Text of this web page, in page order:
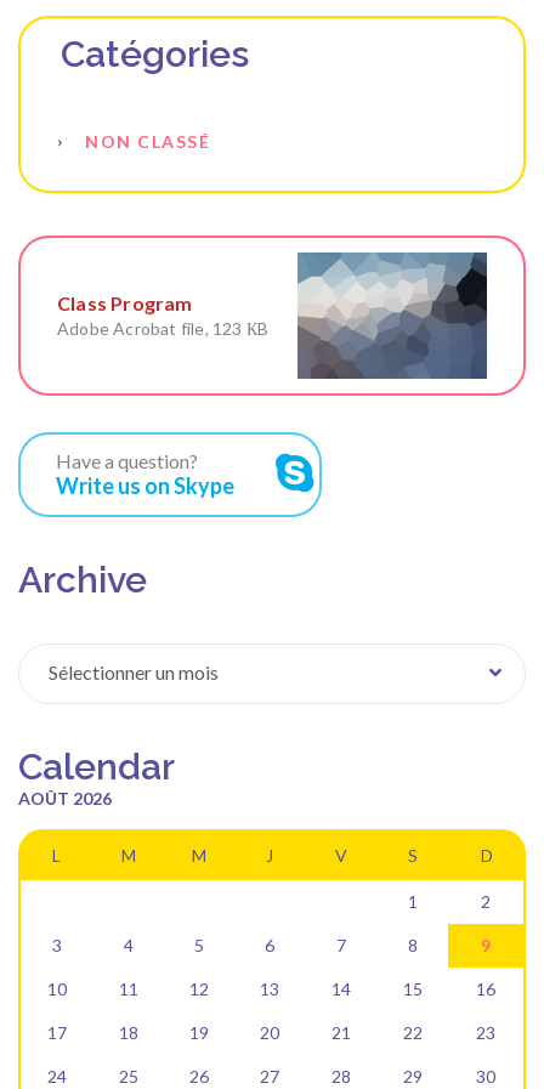
Catégories
NON CLASSÉ
Class Program
Adobe Acrobat file, 123 КB
Have a question?
Write us on Skype
Archive
Archive
Sélectionner un mois
Calendar
AOÛT 2026
L M M J V S D
1 2
3 4 5 6 7 8 9
10 11 12 13 14 15 16
17 18 19 20 21 22 23
24 25 26 27 28 29 30